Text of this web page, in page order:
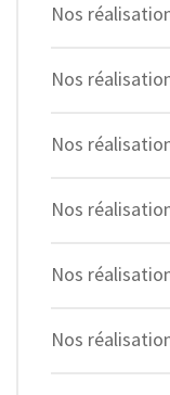
Nos
Nos
Nos
Nos
Nos
Nos